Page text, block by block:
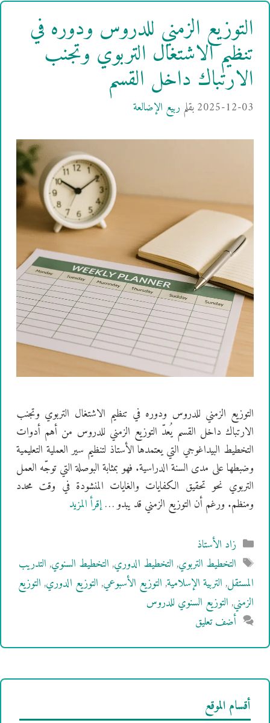
التوزيع الزمني للدروس ودوره في
تنظيم الاشتغال التربوي وتجنب
الارتباك داخل القسم
2025-12-03بقلم ربيع الإضالعة
التوزيع الزمني للدروس ودوره في تنظيم الاشتغال التربوي وتجنب
الارتباك داخل القسم يُعدّ التوزيع الزمني للدروس من أهم أدوات
التخطيط البيداغوجي التي يعتمدها الأستاذ لتنظيم سير العملية التعليمية
وضبطها على مدى السنة الدراسية. فهو بمثابة البوصلة التي توجّه العمل
التربوي نحو تحقيق الكفايات والغايات المنشودة في وقت محدد
ومنظم. ورغم أن التوزيع الزمني قد يبدو …إقرأ المزيد
التصنيفات
زاد الأستاذ
الوسوم
التخطيط التربوي,التخطيط الدوري,التخطيط السنوي,التدريب
المستقل,التربية الإسلامية,التوزيع الأسبوعي,التوزيع الدوري,التوزيع
الزمني,التوزيع السنوي للدروس
أضف تعليق
أقسام الموقع